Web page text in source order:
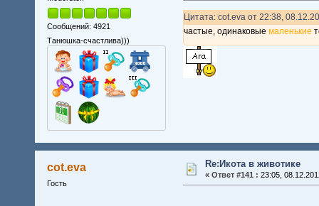
Сообщений: 4921
Танюшка-счастлива)))
Цитата: cot.eva от 22:38,
частые, одинаковые маленькие
cot.eva
Гость
Re:Икота в животике
« Ответ #141 : 23:05,